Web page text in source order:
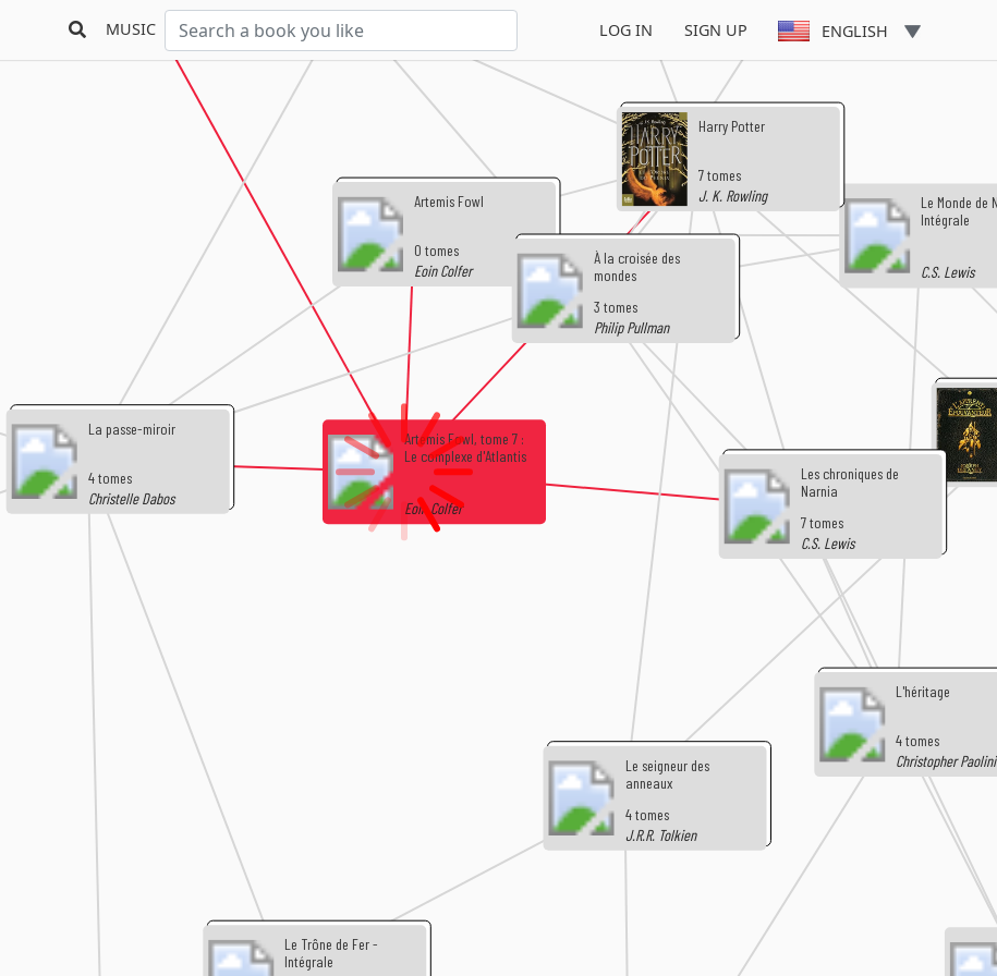
MUSIC LOG IN SIGN UP ENGLISH
Eoin Colfer
Artemis Fowl, tome 7 :
Le complexe d'Atlantis
C.S. Lewis
Le Monde de
Intégrale
Pierre Bottero
Eoin Colfer
Artemis Fowl
0 tomes
C.S. Lewis
Les chroniques de
Narnia
7 tomes
Christelle Dabos
La passe-miroir
4 tomes
Le Trône de Fer -
Intégrale
J. K. Rowling
Harry Potter
7 tomes
Christopher
L'héritage
4 tomes
J.R.R. Tolkien
Le seigneur des
anneaux
4 tomes
Philip Pullman
À la croisée des
mondes
3 tomes